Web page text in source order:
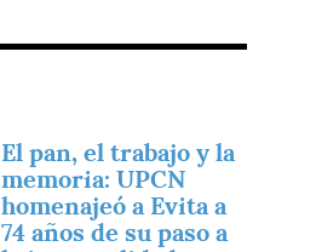
El pan, el trabajo y la
memoria: UPCN
homenajeó a Evita a
74 años de su paso a